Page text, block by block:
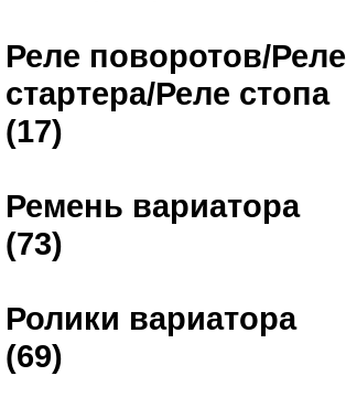
Реле поворотов/Реле
стартера/Реле стопа
(17)
Ремень вариатора
(73)
Ролики вариатора
(69)